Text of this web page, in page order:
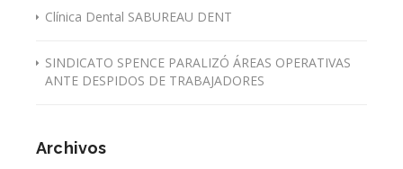
Clínica Dental SABUREAU DENT
SINDICATO SPENCE PARALIZÓ ÁREAS OPERATIVAS
ANTE DESPIDOS DE TRABAJADORES
Archivos